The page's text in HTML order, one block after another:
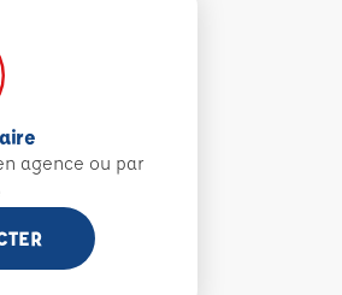
agence ou par